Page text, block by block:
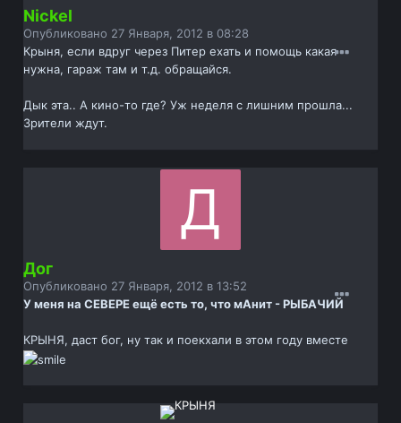
Nickel
Опубликовано 27 Января, 2012 в 08:28
Крыня, если вдруг через Питер ехать и помощь какая
нужна, гараж там и т.д. обращайся.
Дык эта.. А кино-то где? Уж неделя с лишним прошла...
Зрители ждут.
Дог
Опубликовано 27 Января, 2012 в 13:52
У меня на СЕВЕРЕ ещё есть то, что мАнит - РЫБАЧИЙ
КРЫНЯ, даст бог, ну так и поекхали в этом году вместе